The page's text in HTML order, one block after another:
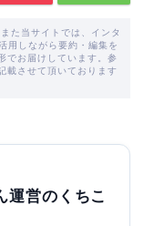
た当サイトでは、インタ
用しながら要約・編集を
でお届けしています。参
載させて頂いております
運営のくちこ